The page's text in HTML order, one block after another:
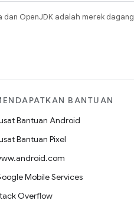
dan OpenJDK adalah merek dagang
BANTUAN
Bantuan Android
Bantuan Pixel
Mobile Services
Overflow